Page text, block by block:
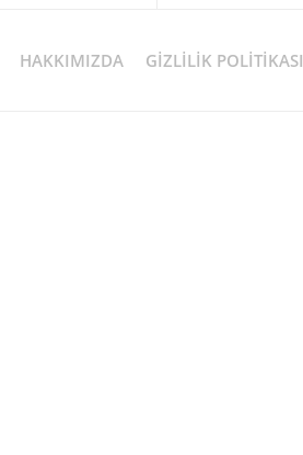
HAKKIMIZDA GIZLILIK POLITIKASI